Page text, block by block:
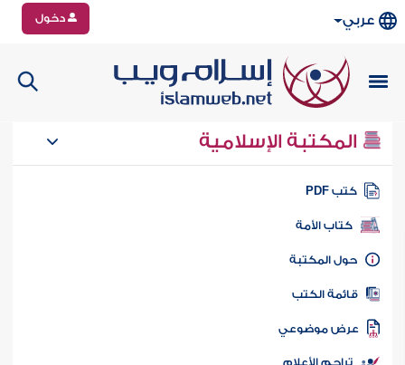
عربي دخول
المكتبة الإسلامية
كتب PDF
كتاب الأمة
المكتبة
الكتب